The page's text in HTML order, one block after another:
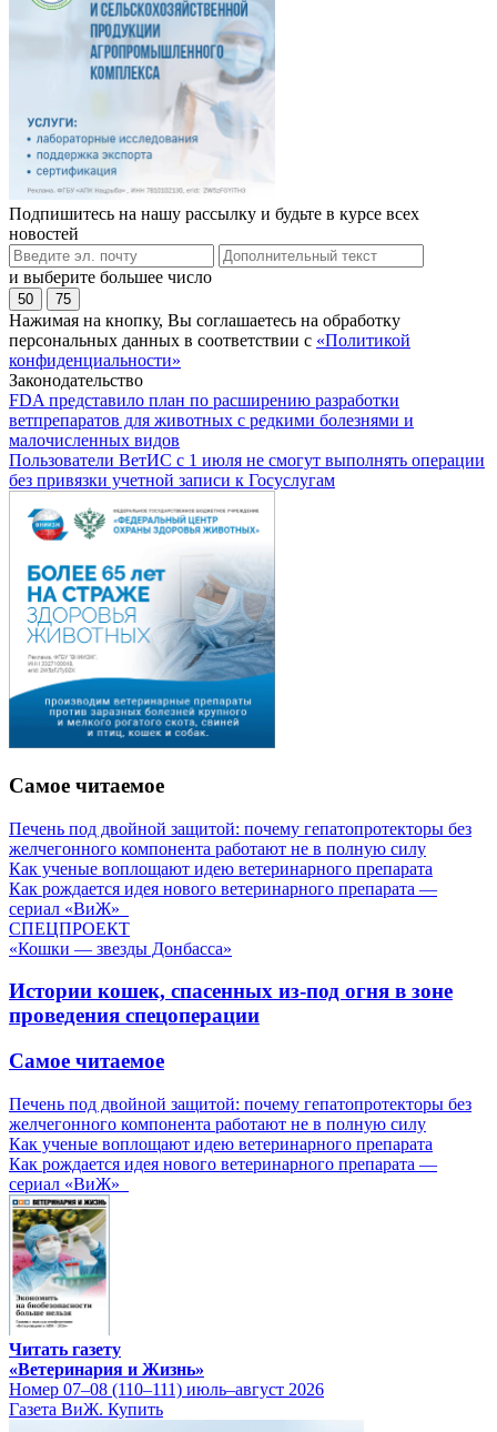
Подпишитесь на нашу рассылку и будьте в курсе всех
новостей
и выберите большее число
50 75
Нажимая на кнопку, Вы соглашаетесь на обработку
персональных данных в соответствии с «Политикой
конфиденциальности»
Законодательство
FDA представило план по расширению разработки
ветпрепаратов для животных с редкими болезнями и
малочисленных видов
Пользователи ВетИС с 1 июля не смогут выполнять операции
без привязки учетной записи к Госуслугам
Самое читаемое
Печень под двойной защитой: почему гепатопротекторы без
желчегонного компонента работают не в полную силу
Как ученые воплощают идею ветеринарного препарата
Как рождается идея нового ветеринарного препарата —
сериал «ВиЖ»
СПЕЦПРОЕКТ
«Кошки — звезды Донбасса»
Истории кошек, спасенных из-под огня в зоне
проведения спецоперации
Самое читаемое
Печень под двойной защитой: почему гепатопротекторы без
желчегонного компонента работают не в полную силу
Как ученые воплощают идею ветеринарного препарата
Как рождается идея нового ветеринарного препарата —
сериал «ВиЖ»
Читать газету
«Ветеринария и Жизнь»
Номер 07–08 (110–111) июль–август 2026
Газета ВиЖ. Купить